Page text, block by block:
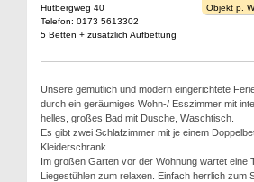
Hutbergweg 40
Telefon: 0173 5613302
5 Betten + zusätzlich Aufbettung
Objekt p.
Unsere gemütlich und modern eingerichtete
durch ein geräumiges Wohn-/ Esszimmer mit
helles, großes Bad mit Dusche, Waschtisch.
Es gibt zwei Schlafzimmer mit je einem
Kleiderschrank.
Im großen Garten vor der Wohnung wartet eine
Liegestühlen zum relaxen. Einfach herrlich zum